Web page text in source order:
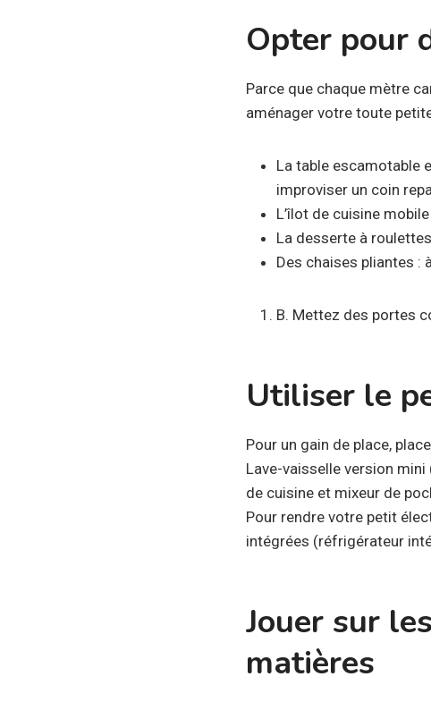
Opter pour
Parce que chaque mètre
aménager votre toute
La table escamotable
improviser un coin
L’îlot de cuisine
La desserte à
Des chaises pliantes :
B. Mettez des portes
Utiliser le
Pour un gain de place,
Lave-vaisselle version
de cuisine et mixeur de
Pour rendre votre petit
intégrées (réfrigérateur
Jouer sur
matières